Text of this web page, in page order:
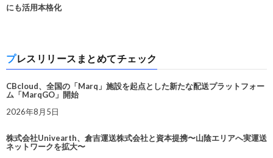
にも活用本格化
プレスリリースまとめてチェック
CBcloud、全国の「Marq」施設を起点とした新たな配送プラットフォー
ム「MarqGO」開始
2026年8月5日
株式会社Univearth、倉吉運送株式会社と資本提携〜山陰エリアへ実運送
ネットワークを拡大〜